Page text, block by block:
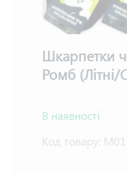
Шкарпетки
Ромб (Літні/
В наявності
Код товару: